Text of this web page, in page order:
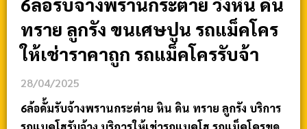
ทราย ลูกรัง ขนเศษปูน รถแม็คโคร
ให้เช่าราคาถูก รถแม็คโครรับจ้า
28/04/2025
6ล้อดั้มรับจ้างพรานกระต่าย หิน ดิน ทราย ลูกรัง บริการ